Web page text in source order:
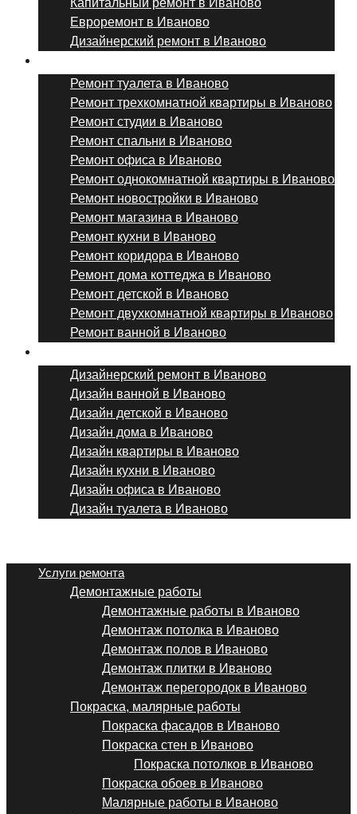
Капитальный ремонт в Иваново
Евроремонт в Иваново
Дизайнерский ремонт в Иваново
Ремонт туалета в Иваново
Ремонт трехкомнатной квартиры в Иваново
Ремонт студии в Иваново
Ремонт спальни в Иваново
Ремонт офиса в Иваново
Ремонт однокомнатной квартиры в Иваново
Ремонт новостройки в Иваново
Ремонт магазина в Иваново
Ремонт кухни в Иваново
Ремонт коридора в Иваново
Ремонт дома коттеджа в Иваново
Ремонт детской в Иваново
Ремонт двухкомнатной квартиры в Иваново
Ремонт ванной в Иваново
Дизайнерский ремонт в Иваново
Дизайн ванной в Иваново
Дизайн детской в Иваново
Дизайн дома в Иваново
Дизайн квартиры в Иваново
Дизайн кухни в Иваново
Дизайн офиса в Иваново
Дизайн туалета в Иваново
Услуги ремонта
Демонтажные работы
Демонтажные работы в Иваново
Демонтаж потолка в Иваново
Демонтаж полов в Иваново
Демонтаж плитки в Иваново
Демонтаж перегородок в Иваново
Покраска, малярные работы
Покраска фасадов в Иваново
Покраска стен в Иваново
Покраска потолков в Иваново
Покраска обоев в Иваново
Малярные работы в Иваново